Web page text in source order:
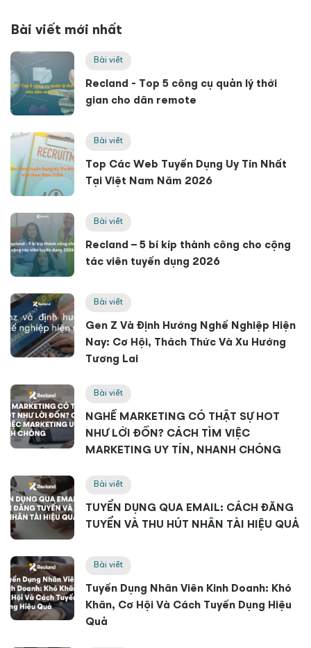
Bài viết mới nhất
Bài viết
Recland - Top 5 công cụ quản lý thời
gian cho dân remote
Bài viết
Top Các Web Tuyển Dụng Uy Tín Nhất
Tại Việt Nam Năm 2026
Bài viết
Recland – 5 bí kíp thành công cho cộng
tác viên tuyển dụng 2026
Bài viết
Gen Z Và Định Hướng Nghề Nghiệp Hiện
Nay: Cơ Hội, Thách Thức Và Xu Hướng
Tương Lai
Bài viết
NGHỀ MARKETING CÓ THẬT SỰ HOT
NHƯ LỜI ĐỒN? CÁCH TÌM VIỆC
MARKETING UY TÍN, NHANH CHÓNG
Bài viết
TUYỂN DỤNG QUA EMAIL: CÁCH ĐĂNG
TUYỂN VÀ THU HÚT NHÂN TÀI HIỆU QUẢ
Bài viết
Tuyển Dụng Nhân Viên Kinh Doanh: Khó
Khăn, Cơ Hội Và Cách Tuyển Dụng Hiệu
Quả